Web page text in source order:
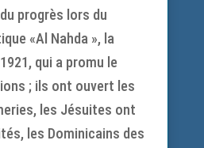
progrès lors du
«Al Nahda », la
qui a promu le
; ils ont ouvert les
les Jésuites ont
les Dominicains des